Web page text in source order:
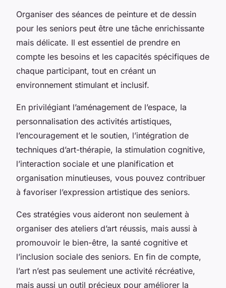
Organiser des séances de peinture et de dessin
pour les seniors peut être une tâche enrichissante
mais délicate. Il est essentiel de prendre en
compte les besoins et les capacités spécifiques de
chaque participant, tout en créant un
environnement stimulant et inclusif.
En privilégiant l’aménagement de l’espace, la
personnalisation des activités artistiques,
l’encouragement et le soutien, l’intégration de
techniques d’art-thérapie, la stimulation cognitive,
l’interaction sociale et une planification et
organisation minutieuses, vous pouvez contribuer
à favoriser l’expression artistique des seniors.
Ces stratégies vous aideront non seulement à
organiser des ateliers d’art réussis, mais aussi à
promouvoir le bien-être, la santé cognitive et
l’inclusion sociale des seniors. En fin de compte,
l’art n’est pas seulement une activité récréative,
mais aussi un outil précieux pour améliorer la